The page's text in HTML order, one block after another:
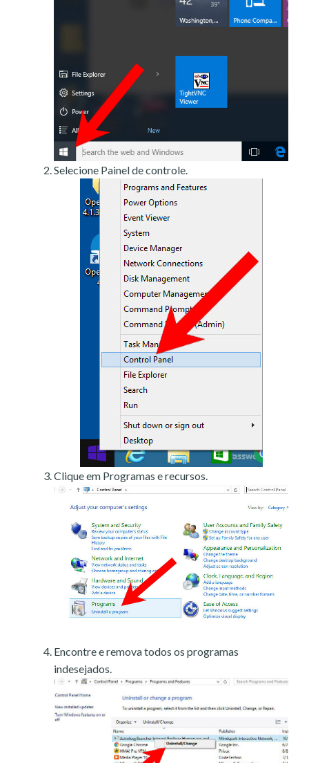
Selecione Painel de controle.
Clique em Programas e recursos.
Encontre e remova todos os programas
indesejados.